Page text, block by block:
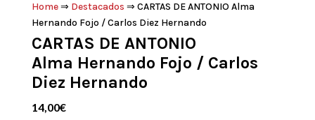
Home⇒ Destacados ⇒ CARTAS DE ANTONIO Alma
Hernando Fojo / Carlos Diez Hernando
CARTAS DE ANTONIO
Alma Hernando Fojo / Carlos
Diez Hernando
14,00€